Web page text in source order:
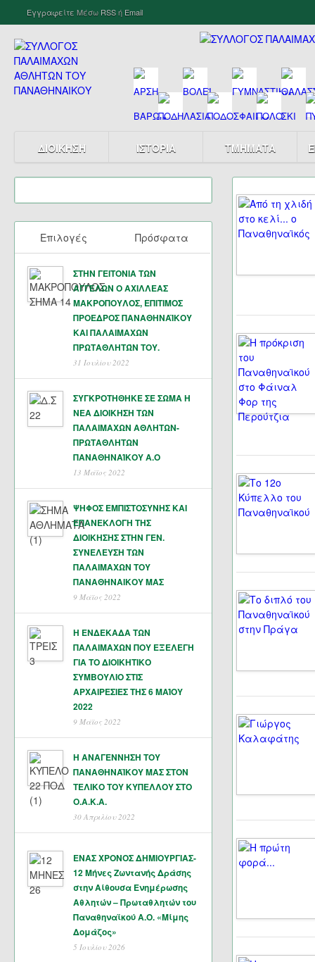
Εγγραφείτε Μέσω RSSή Email
ΔΙΟΙΚΗΣΗ ΙΣΤΟΡΙΑ ΤΜΗΜΑΤΑ
Επιλογές Πρόσφατα
ΣΤΗΝ ΓΕΙΤΟΝΙΑ ΤΩΝ
ΑΓΓΕΛΩΝ Ο ΑΧΙΛΛΕΑΣ
ΜΑΚΡΟΠΟΥΛΟΣ, ΕΠΙΤΙΜΟΣ
ΠΡΟΕΔΡΟΣ ΠΑΝΑΘΗΝΑΪΚΟΥ
ΚΑΙ ΠΑΛΑΙΜΑΧΩΝ
ΠΡΩΤΑΘΛΗΤΏΝ ΤΟΥ.
31 Ιουλίου 2022
ΣΥΓΚΡΟΤΗΘΗΚΕ ΣΕ ΣΩΜΑ Η
ΝΕΑ ΔΙΟΙΚΗΣΗ ΤΩΝ
ΠΑΛΑΙΜΑΧΩΝ ΑΘΛΗΤΩΝ-
ΠΡΩΤΑΘΛΗΤΩΝ
ΠΑΝΑΘΗΝΑΊΚΟΥ Α.Ο
13 Μάϊος 2022
ΨΗΦΟΣ ΕΜΠΙΣΤΟΣΥΝΗΣ ΚΑΙ
ΕΠΑΝΕΚΛΟΓΗ ΤΗΣ
ΔΙΟΙΚΗΣΗΣ ΣΤΗΝ ΓΕΝ.
ΣΥΝΕΛΕΥΣΗ ΤΩΝ
ΠΑΛΑΙΜΑΧΩΝ ΤΟΥ
ΠΑΝΑΘΗΝΑΙΚΟΥ ΜΑΣ
9 Μάϊος 2022
Η ΕΝΔΕΚΑΔΑ ΤΩΝ
ΠΑΛΑΙΜΑΧΩΝ ΠΟΥ ΕΞΕΛΕΓΗ
ΓΙΑ ΤΟ ΔΙΟΙΚΗΤΙΚΟ
ΣΥΜΒΟΥΛΙΟ ΣΤΙΣ
ΑΡΧΑΙΡΕΣΙΕΣ ΤΗΣ 6 ΜΑΊΟΥ
2022
9 Μάϊος 2022
Η ΑΝΑΓΕΝΝΗΣΗ ΤΟΥ
ΠΑΝΑΘΗΝΑΪΚΟΥ ΜΑΣ ΣΤΟΝ
ΤΕΛΙΚΟ ΤΟΥ ΚΥΠΕΛΛΟΥ ΣΤΟ
Ο.Α.Κ.Α.
30 Απριλίου 2022
ΕΝΑΣ ΧΡΟΝΟΣ ΔΗΜΙΟΥΡΓΙΑΣ-
12 Μήνες Ζωντανής Δράσης
στην Αίθουσα Ενημέρωσης
Αθλητών – Πρωταθλητών του
Παναθηναϊκού Α.Ο. «Μίμης
Δομάζος»
5 Ιουλίου 2026